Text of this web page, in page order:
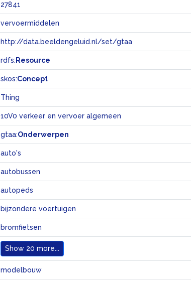
27841
vervoermiddelen
http://data.beeldengeluid.nl/set/gtaa
rdfs: Resource
skos:Concept
Thing
10V0 verkeer en vervoer algemeen
gtaa:Onderwerpen
auto's
autobussen
autopeds
bijzondere voertuigen
bromfietsen
Show 20 more...
modelbouw